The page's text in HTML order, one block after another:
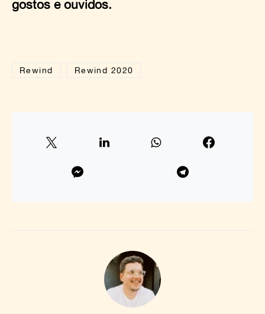
gostos e ouvidos.
Rewind Rewind 2020